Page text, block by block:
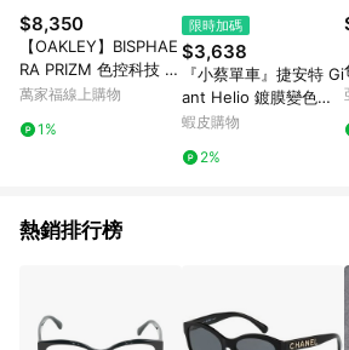
不符合回饋資格。 (7) 若上述或其他原因，致使消費者無接收到
點數回饋或點數回饋有爭議，台灣樂天市場保有
追訴之權利，活動詳情以樂天市場網站公告為
$8,350
【OAKLEY】BISPHAE
RA PRIZM 色控科技 高
爾夫用鏡片 運動太陽眼
萬家福線上購物
1%
限時加碼
$3,638
『小蔡單車』捷安特 Gi
ant Helio 鍍膜變色款
全天候變色 太陽眼鏡/
車/登山車/自行車
蝦皮購物
2%
熱銷排行榜